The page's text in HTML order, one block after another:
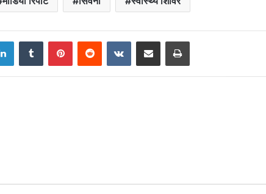
LinkedInTumblr PinterestReddit VKontakteShare via Email Print